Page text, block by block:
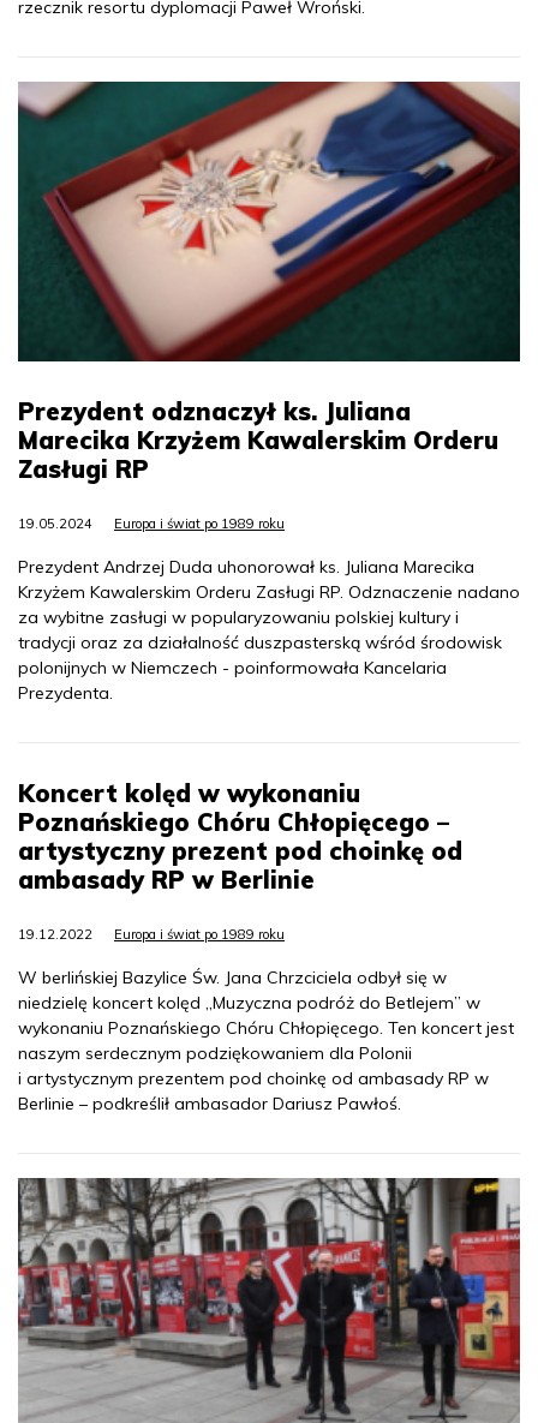
rzecznik resortu dyplomacji Paweł Wroński.
Prezydent odznaczył ks. Juliana
Marecika Krzyżem Kawalerskim Orderu
Zasługi RP
19.05.2024 Europa i świat po 1989 roku
Prezydent Andrzej Duda uhonorował ks. Juliana Marecika
Krzyżem Kawalerskim Orderu Zasługi RP. Odznaczenie nadano
za wybitne zasługi w popularyzowaniu polskiej kultury i
tradycji oraz za działalność duszpasterską wśród środowisk
polonijnych w Niemczech - poinformowała Kancelaria
Prezydenta.
Koncert kolęd w wykonaniu
Poznańskiego Chóru Chłopięcego –
artystyczny prezent pod choinkę od
ambasady RP w Berlinie
19.12.2022 Europa i świat po 1989 roku
W berlińskiej Bazylice Św. Jana Chrzciciela odbył się w
niedzielę koncert kolęd „Muzyczna podróż do Betlejem” w
wykonaniu Poznańskiego Chóru Chłopięcego. Ten koncert jest
naszym serdecznym podziękowaniem dla Polonii
i artystycznym prezentem pod choinkę od ambasady RP w
Berlinie – podkreślił ambasador Dariusz Pawłoś.